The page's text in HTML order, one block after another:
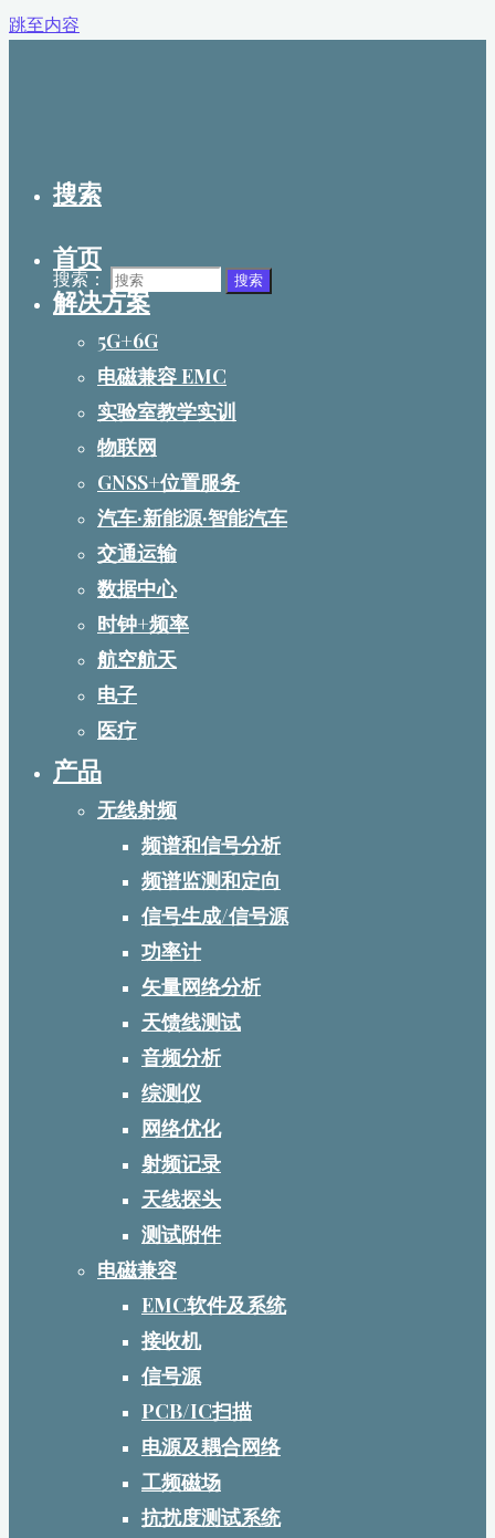
跳至内容
搜索
搜索： 搜索
首页
解决方案
5G+6G
电磁兼容 EMC
实验室教学实训
物联网
GNSS+位置服务
汽车·新能源·智能汽车
交通运输
数据中心
时钟+频率
航空航天
电子
医疗
产品
无线射频
频谱和信号分析
频谱监测和定向
信号生成/信号源
功率计
矢量网络分析
天馈线测试
音频分析
综测仪
网络优化
射频记录
天线探头
测试附件
电磁兼容
EMC软件及系统
接收机
信号源
PCB/IC扫描
电源及耦合网络
工频磁场
抗扰度测试系统